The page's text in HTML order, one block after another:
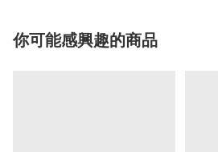
你可能感興趣的商品